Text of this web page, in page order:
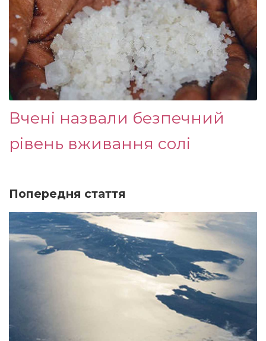
Вчені назвали безпечний
рівень вживання солі
Попередня стаття